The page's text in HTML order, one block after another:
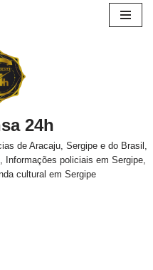
24h
de Aracaju, Sergipe e do Brasil,
Informações policiais em Sergipe,
cultural em Sergipe